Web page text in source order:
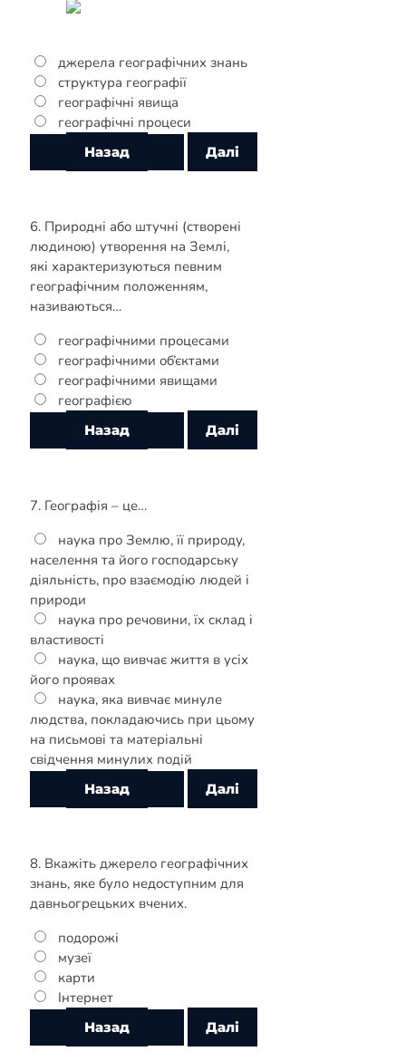
джерела географічних знань
структура географії
географічні явища
географічні процеси
6. Природні або штучні (створені
людиною) утворення на Землі,
які характеризуються певним
географічним положенням,
називаються…
географічними процесами
географічними об’єктами
географічними явищами
географією
7. Географія – це…
наука про Землю, її природу,
населення та його господарську
діяльність, про взаємодію людей і
природи
наука про речовини, їх склад і
властивості
наука, що вивчає життя в усіх
його проявах
наука, яка вивчає минуле
людства, покладаючись при цьому
на письмові та матеріальні
свідчення минулих подій
8. Вкажіть джерело географічних
знань, яке було недоступним для
давньогрецьких вчених.
подорожі
музеї
карти
Інтернет